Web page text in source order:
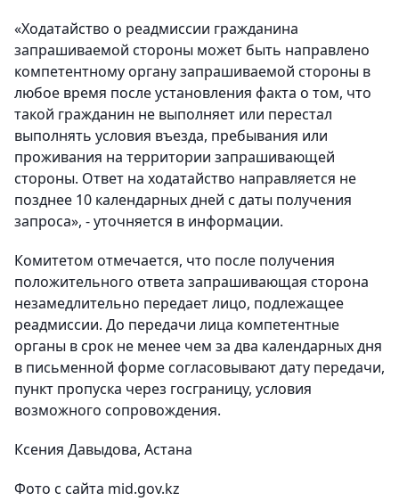
«Ходатайство о реадмиссии гражданина
запрашиваемой стороны может быть направлено
компетентному органу запрашиваемой стороны в
любое время после установления факта о том, что
такой гражданин не выполняет или перестал
выполнять условия въезда, пребывания или
проживания на территории запрашивающей
стороны. Ответ на ходатайство направляется не
позднее 10 календарных дней с даты получения
запроса», - уточняется в информации.
Комитетом отмечается, что после получения
положительного ответа запрашивающая сторона
незамедлительно передает лицо, подлежащее
реадмиссии. До передачи лица компетентные
органы в срок не менее чем за два календарных дня
в письменной форме согласовывают дату передачи,
пункт пропуска через госграницу, условия
возможного сопровождения.
Ксения Давыдова, Астана
Фото с сайта mid.gov.kz